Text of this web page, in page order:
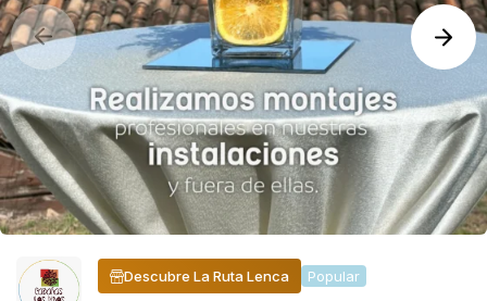
Descubre La Ruta Lenca Popular